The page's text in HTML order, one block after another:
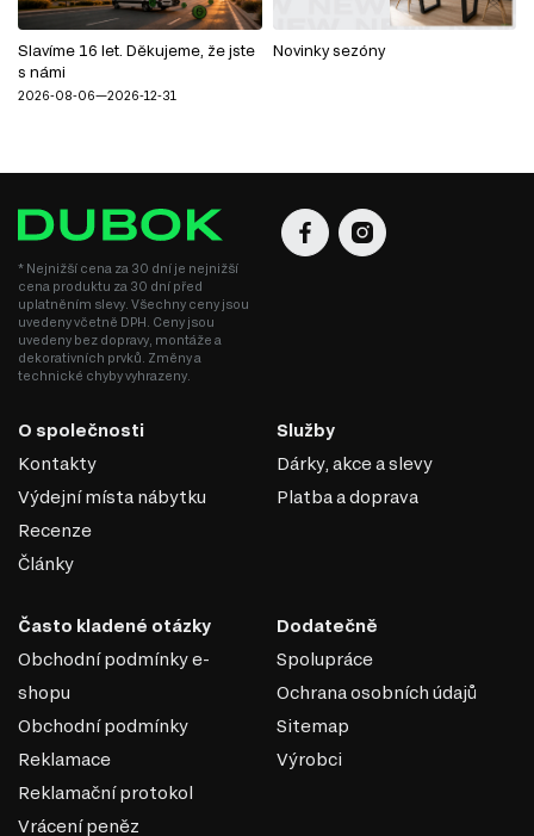
Slavíme 16 let. Děkujeme, že jste
s námi
2026-08-06—2026-12-31
Novinky sezóny
* Nejnižší cena za 30 dní je nejnižší
cena produktu za 30 dní před
uplatněním slevy. Všechny ceny jsou
uvedeny včetně DPH. Ceny jsou
uvedeny bez dopravy, montáže a
dekorativních prvků. Změny a
technické chyby vyhrazeny.
O společnosti
Kontakty
Výdejní místa nábytku
Recenze
Články
Služby
Dárky, akce a slevy
Platba a doprava
Často kladené otázky
Obchodní podmínky e-
shopu
Obchodní podmínky
Reklamace
Reklamační protokol
Vrácení peněz
Dodatečně
Spolupráce
Ochrana osobních údajů
Sitemap
Výrobci